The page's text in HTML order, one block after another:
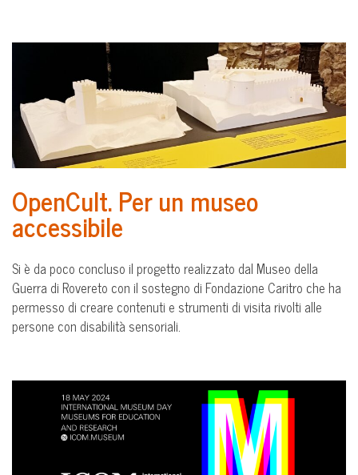
OpenCult. Per un museo
accessibile
Si è da poco concluso il progetto realizzato dal Museo della
Guerra di Rovereto con il sostegno di Fondazione Caritro che ha
permesso di creare contenuti e strumenti di visita rivolti alle
persone con disabilità sensoriali.